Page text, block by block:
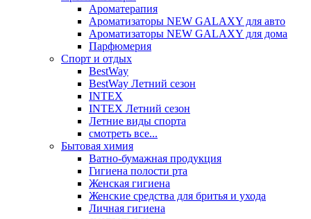
Ароматерапия
Ароматизаторы NEW GALAXY для авто
Ароматизаторы NEW GALAXY для дома
Парфюмерия
Спорт и отдых
BestWay
BestWay Летний сезон
INTEX
INTEX Летний сезон
Летние виды спорта
смотреть все...
Бытовая химия
Ватно-бумажная продукция
Гигиена полости рта
Женская гигиена
Женские средства для бритья и ухода
Личная гигиена